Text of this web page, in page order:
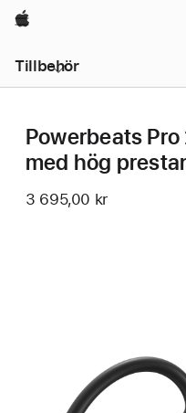
Apple
Tillbehör
navigering
–
menyPowerbeats
med hög
3 695,00 kr